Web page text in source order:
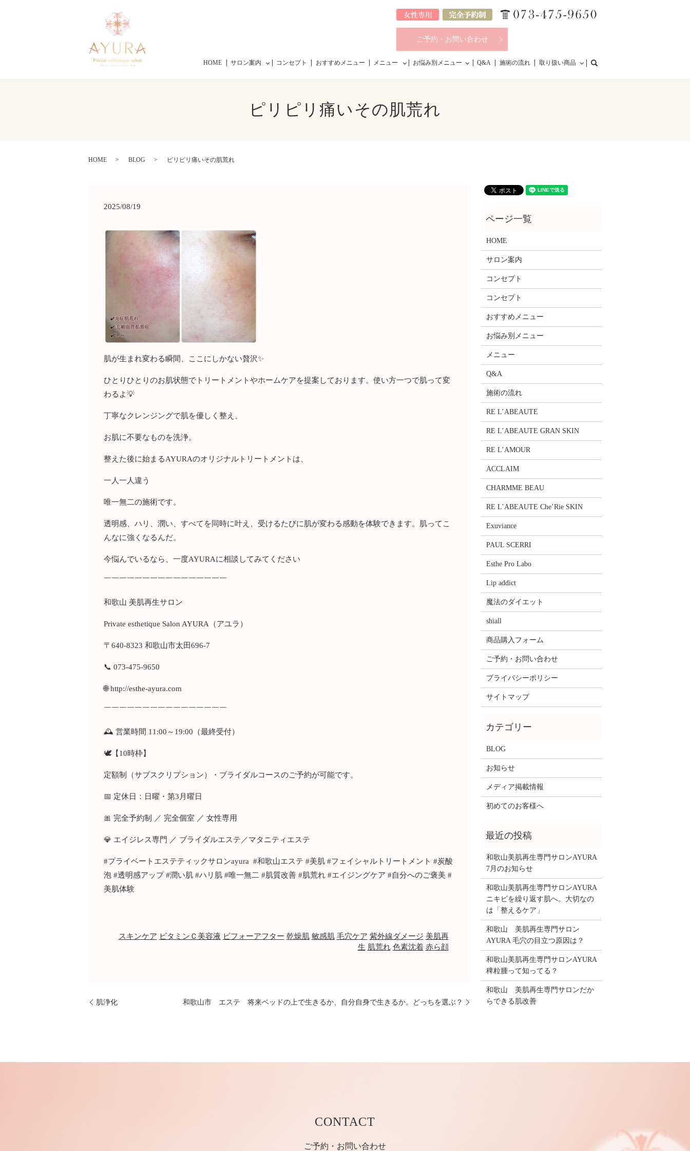
HOME サロン案内 コンセプト おすすめメニュー メニュー お悩み別メニュー Q&A 施術の流れ 取り扱い商品
ご予約・お問い合わせ
ピリピリ痛いその肌荒れ
HOME BLOG ピリピリ痛いその肌荒れ
2025/08/19
肌が生まれ変わる瞬間、ここにしかない贅沢✨
ひとりひとりのお肌状態でトリートメントやホームケアを提案しております。使い方一つで肌って変
わるよ💡
丁寧なクレンジングで肌を優しく整え、
お肌に不要なものを洗浄。
整えた後に始まるAYURAのオリジナルトリートメントは、
一人一人違う
唯一無二の施術です。
透明感、ハリ、潤い、すべてを同時に叶え、受けるたびに肌が変わる感動を体験できます。肌ってこ
んなに強くなるんだ。
今悩んでいるなら、一度AYURAに相談してみてください
￣￣￣￣￣￣￣￣￣￣￣￣￣￣￣￣
和歌山 美肌再生サロン
Private esthetique Salon AYURA（アユラ）
〒640-8323 和歌山市太田696-7
📞 073-475-9650
🌐 http://esthe-ayura.com
￣￣￣￣￣￣￣￣￣￣￣￣￣￣￣￣
🕰 営業時間 11:00～19:00（最終受付）
🕊【10時枠】
定額制（サブスクリプション）・ブライダルコースのご予約が可能です。
📅 定休日：日曜・第3月曜日
🎀 完全予約制 ／ 完全個室 ／ 女性専用
💎 エイジレス専門 ／ ブライダルエステ／マタニティエステ
#プライベートエステティックサロンayura #和歌山エステ #美肌 #フェイシャルトリートメント #炭酸
泡 #透明感アップ #潤い肌 #ハリ肌 #唯一無二 #肌質改善 #肌荒れ #エイジングケア #自分へのご褒美 #
美肌体験
スキンケア ビタミンＣ美容液 ビフォーアフター 乾燥肌 敏感肌 毛穴ケア 紫外線ダメージ 美肌再
生 肌荒れ 色素沈着 赤ら顔
肌浄化 和歌山市 エステ 将来ベッドの上で生きるか、自分自身で生きるか。どっちを選ぶ？
HOME
サロン案内
コンセプト
コンセプト
おすすめメニュー
お悩み別メニュー
メニュー
Q&A
施術の流れ
RE L’ABEAUTE
RE L’ABEAUTE GRAN SKIN
RE L’AMOUR
ACCLAIM
CHARMME BEAU
RE L’ABEAUTE Che’Rie SKIN
Exuviance
PAUL SCERRI
Esthe Pro Labo
Lip addict
魔法のダイエット
shiall
商品購入フォーム
ご予約・お問い合わせ
プライバシーポリシー
サイトマップ
BLOG
お知らせ
メディア掲載情報
初めてのお客様へ
和歌山美肌再生専門サロンAYURA
7月のお知らせ
和歌山美肌再生専門サロンAYURA
ニキビを繰り返す肌へ。大切なの
は「整えるケア」
和歌山 美肌再生専門サロン
AYURA 毛穴の目立つ原因は？
和歌山美肌再生専門サロンAYURA
稗粒腫って知ってる？
和歌山 美肌再生専門サロンだか
らできる肌改善
CONTACT
ご予約・お問い合わせ